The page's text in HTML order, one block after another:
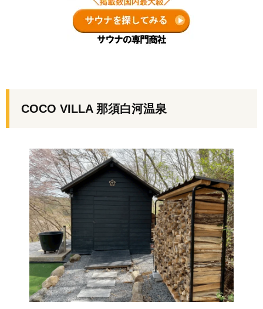
COCO VILLA 那須白河温泉